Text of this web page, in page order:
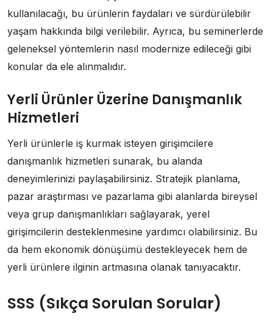
kullanılacağı, bu ürünlerin faydaları ve sürdürülebilir
yaşam hakkında bilgi verilebilir. Ayrıca, bu seminerlerde
geleneksel yöntemlerin nasıl modernize edileceği gibi
konular da ele alınmalıdır.
Yerli Ürünler Üzerine Danışmanlık
Hizmetleri
Yerli ürünlerle iş kurmak isteyen girişimcilere
danışmanlık hizmetleri sunarak, bu alanda
deneyimlerinizi paylaşabilirsiniz. Stratejik planlama,
pazar araştırması ve pazarlama gibi alanlarda bireysel
veya grup danışmanlıkları sağlayarak, yerel
girişimcilerin desteklenmesine yardımcı olabilirsiniz. Bu
da hem ekonomik dönüşümü destekleyecek hem de
yerli ürünlere ilginin artmasına olanak tanıyacaktır.
SSS (Sıkça Sorulan Sorular)